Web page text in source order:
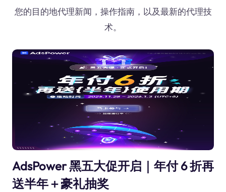
您的目的地代理新闻，操作指南，以及最新的代理技
术。
AdsPower 黑五大促开启｜年付 6 折再
送半年＋豪礼抽奖